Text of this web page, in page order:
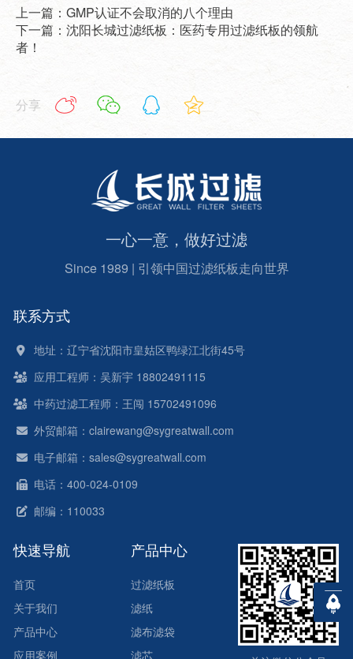
上一篇：GMP认证不会取消的八个理由
下一篇：沈阳长城过滤纸板：医药专用过滤纸板的领航
者！
分享
一心一意，做好过滤
Since 1989 | 引领中国过滤纸板走向世界
联系方式
地址：辽宁省沈阳市皇姑区鸭绿江北街45号
应用工程师：吴新宇 18802491115
中药过滤工程师：王闯 15702491096
外贸邮箱：clairewang@sygreatwall.com
电子邮箱：sales@sygreatwall.com
电话：400-024-0109
邮编：110033
快速导航
首页
关于我们
产品中心
应用案例
产品中心
过滤纸板
滤纸
滤布滤袋
滤芯